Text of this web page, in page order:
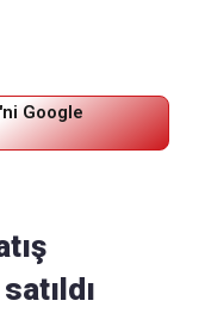
Google